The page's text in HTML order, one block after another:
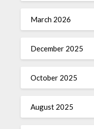
March 2026
December 2025
October 2025
August 2025